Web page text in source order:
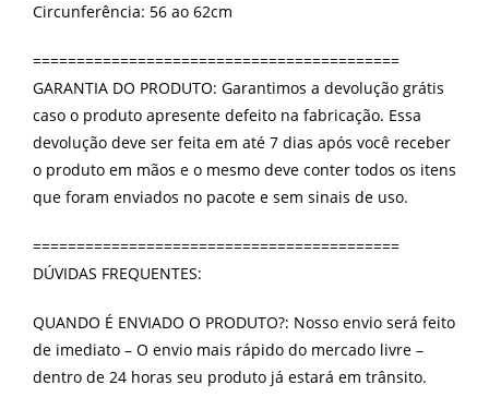
Circunferência: 56 ao 62cm
==========================================
GARANTIA DO PRODUTO: Garantimos a devolução grátis
caso o produto apresente defeito na fabricação. Essa
devolução deve ser feita em até 7 dias após você receber
o produto em mãos e o mesmo deve conter todos os itens
que foram enviados no pacote e sem sinais de uso.
==========================================
DÚVIDAS FREQUENTES:
QUANDO É ENVIADO O PRODUTO?: Nosso envio será feito
de imediato – O envio mais rápido do mercado livre –
dentro de 24 horas seu produto já estará em trânsito.